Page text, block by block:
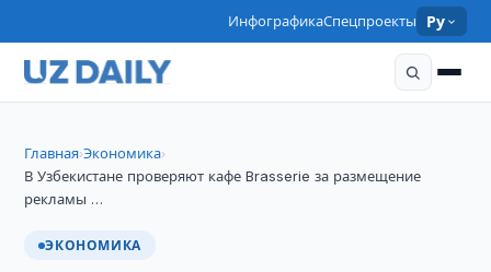
ИнфографикаСпецпроекты Ру
Главная›Экономика›
В Узбекистане проверяют кафе Brasserie за размещение
рекламы …
ЭКОНОМИКА